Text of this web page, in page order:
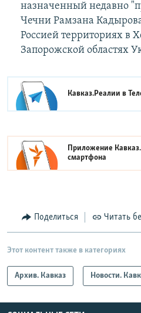
назначенный недавно
Чечни Рамзана
Россией территориях в
Запорожской областях
Кавказ.Реалии в
Приложение
смартфона
Поделиться Читать
Этот контент также в категориях
Архив. Кавказ Новости.